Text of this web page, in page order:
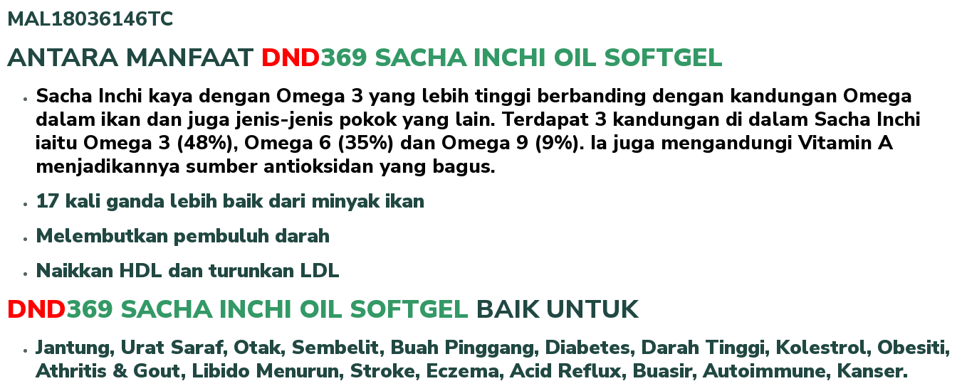
MAL18036146TC
ANTARA MANFAAT DND369 SACHA INCHI OIL SOFTGEL
Sacha Inchi kaya dengan Omega 3 yang lebih tinggi berbanding dengan kandungan Omega
dalam ikan dan juga jenis-jenis pokok yang lain. Terdapat 3 kandungan di dalam Sacha Inchi
iaitu Omega 3 (48%), Omega 6 (35%) dan Omega 9 (9%). Ia juga mengandungi Vitamin A
menjadikannya sumber antioksidan yang bagus.
17 kali ganda lebih baik dari minyak ikan
Melembutkan pembuluh darah
Naikkan HDL dan turunkan LDL
DND369 SACHA INCHI OIL SOFTGEL BAIK UNTUK
Jantung, Urat Saraf, Otak, Sembelit, Buah Pinggang, Diabetes, Darah Tinggi, Kolestrol, Obesiti,
Athritis & Gout, Libido Menurun, Stroke, Eczema,Acid Reflux, Buasir,Autoimmune, Kanser.